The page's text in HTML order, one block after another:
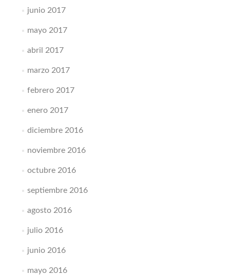
junio 2017
mayo 2017
abril 2017
marzo 2017
febrero 2017
enero 2017
diciembre 2016
noviembre 2016
octubre 2016
septiembre 2016
agosto 2016
julio 2016
junio 2016
mayo 2016